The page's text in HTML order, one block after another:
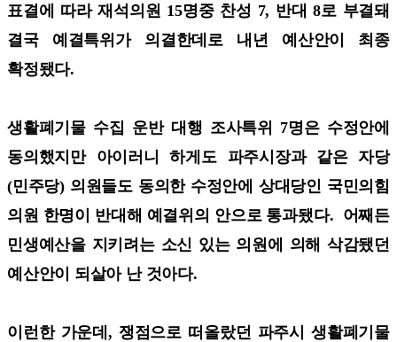
표결에 따라 재석의원 15명중 찬성 7, 반대 8로 부결돼
결국 예결특위가 의결한데로 내년 예산안이 최종
확정됐다.
생활폐기물 수집 운반 대행 조사특위 7명은 수정안에
동의했지만 아이러니 하게도 파주시장과 같은 자당
(민주당) 의원들도 동의한 수정안에 상대당인 국민의힘
의원 한명이 반대해 예결위의 안으로 통과됐다. 어째든
민생예산을 지키려는 소신 있는 의원에 의해 삭감됐던
예산안이 되살아 난 것아다.
이런한 가운데, 쟁점으로 떠올랐던 파주시 생활폐기물